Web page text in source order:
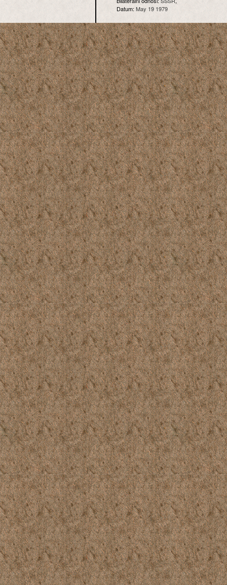
Datum:May 19 1979